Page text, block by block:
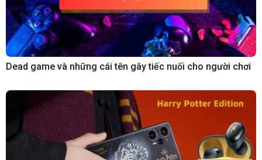
Dead game và những cái tên gây tiếc nuối cho người chơi